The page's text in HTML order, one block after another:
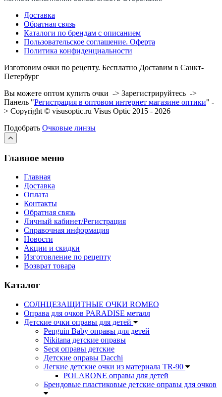
Доставка
Обратная связь
Каталоги по брендам с описанием
Пользовательское соглашение. Оферта
Политика конфиденциальности
Изготовим очки по рецепту. Бесплатно Доставим в Санкт-
Петербург
Вы можете оптом купить очки -> Зарегистрируйтесь ->
Панель "Регистрация в оптовом интернет магазине оптики" -
> Copyright © visusoptic.ru Visus Optic 2015 - 2026
Подобрать Очковые линзы
Главное меню
Главная
Доставка
Оплата
Контакты
Обратная связь
Личный кабинет/Регистрация
Справочная информация
Новости
Акции и скидки
Изготовление по рецепту
Возврат товара
Каталог
СОЛНЦЕЗАЩИТНЫЕ ОЧКИ ROMEO
Оправа для очков PARADISE металл
Детские очки оправы для детей
Penguin Baby оправы для детей
Nikitana детские оправы
Secg оправы детские
Детские оправы Dacchi
Легкие детские очки из материала TR-90
POLARONE оправы для детей
Брендовые пластиковые детские оправы для очков